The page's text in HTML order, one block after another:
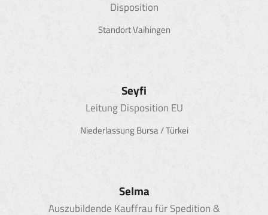
Disposition
Standort Vaihingen
Seyfi
Leitung Disposition EU
Niederlassung Bursa / Türkei
Selma
Auszubildende Kauffrau für Spedition &